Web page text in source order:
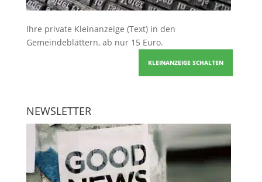
Ihre private Kleinanzeige (Text) in den
Gemeindeblättern, ab nur 15 Euro.
KLEINANZEIGE SCHALTEN
NEWSLETTER